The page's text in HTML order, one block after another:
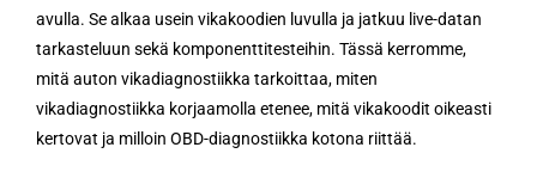
avulla. Se alkaa usein vikakoodien luvulla ja jatkuu live-datan
tarkasteluun sekä komponenttitesteihin. Tässä kerromme,
mitä auton vikadiagnostiikka tarkoittaa, miten
vikadiagnostiikka korjaamolla etenee, mitä vikakoodit oikeasti
kertovat ja milloin OBD-diagnostiikka kotona riittää.